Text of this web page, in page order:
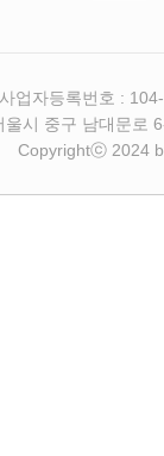
사업자등록번호 :
울시 중구 남대문로
Copyrightⓒ 2024